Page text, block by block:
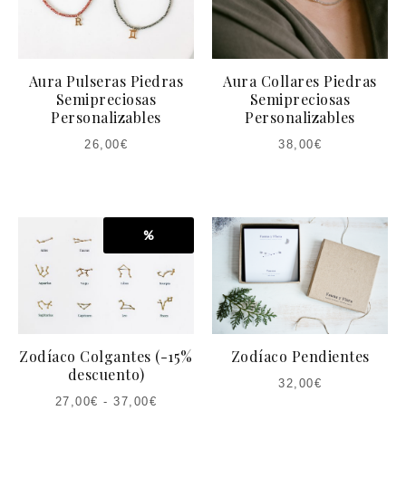
Aura Pulseras Piedras
Semipreciosas
Personalizables
26,00€
Aura Collares Piedras
Semipreciosas
Personalizables
38,00€
%
Zodíaco Colgantes (-15%
descuento)
27,00€ -37,00€
Zodíaco Pendientes
32,00€